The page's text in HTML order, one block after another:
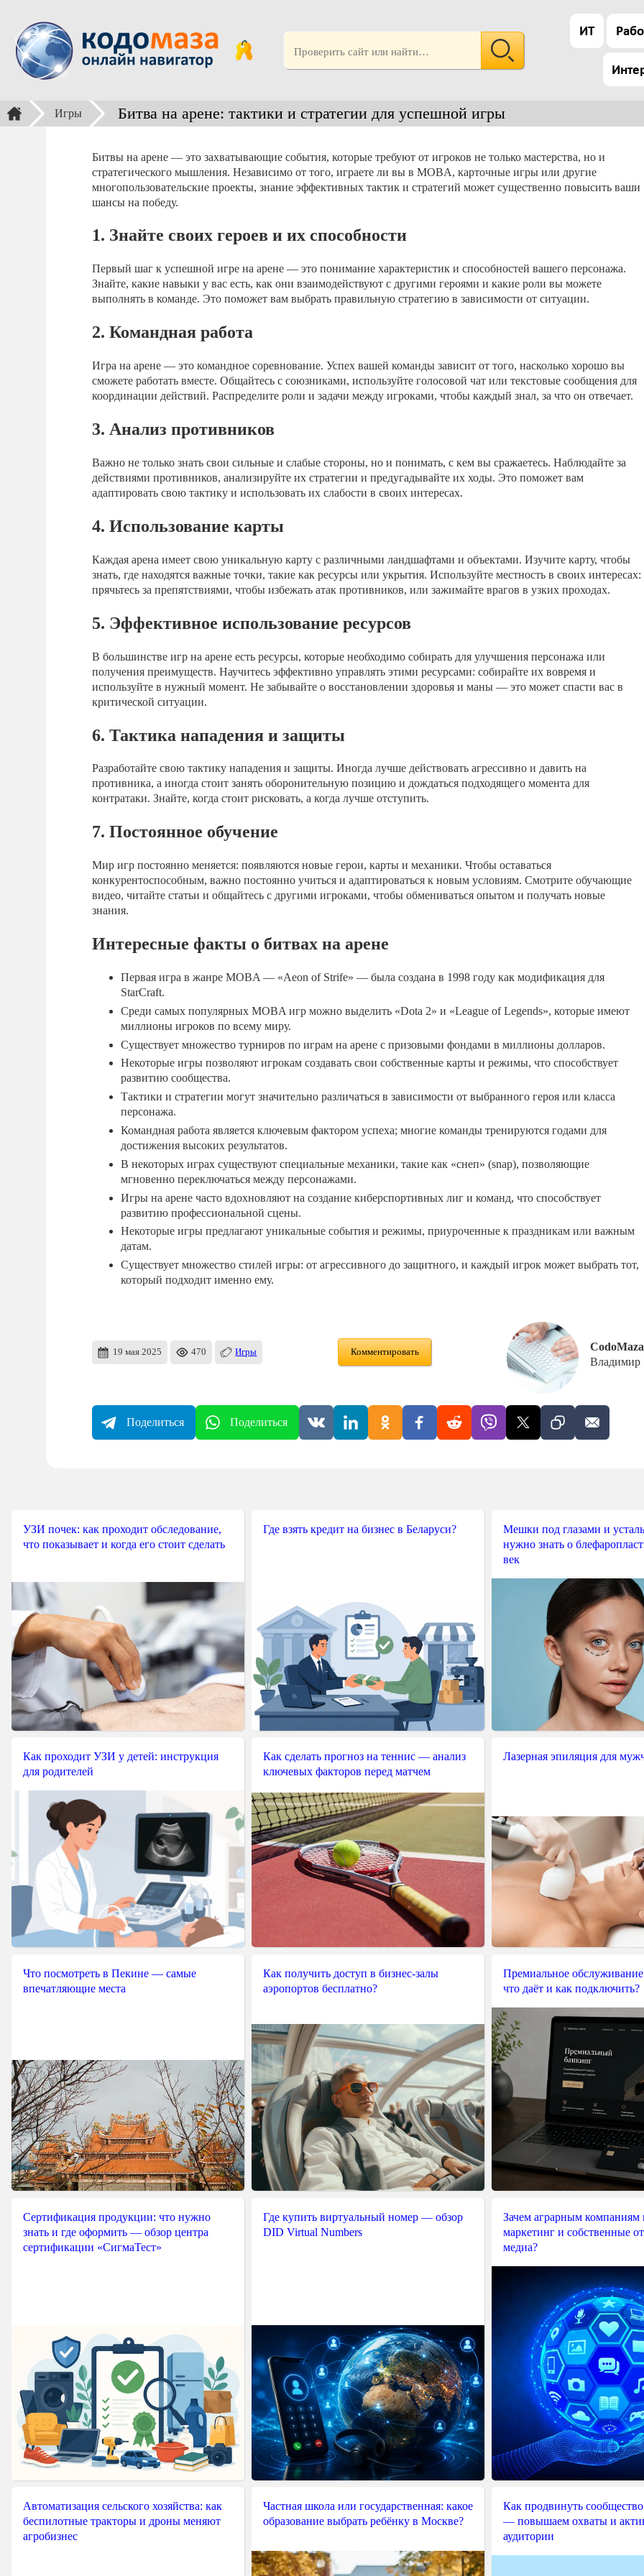
ИТ
Игры Битва на арене: тактики и стратегии для успешной игры
Битвы на арене — это захватывающие события, которые требуют от игроков не только мастерства, но и
стратегического мышления. Независимо от того, играете ли вы в MOBA, карточные игры или другие
многопользовательские проекты, знание эффективных тактик и стратегий может существенно повысить ваши
шансы на победу.
1. Знайте своих героев и их способности
Первый шаг к успешной игре на арене — это понимание характеристик и способностей вашего персонажа.
Знайте, какие навыки у вас есть, как они взаимодействуют с другими героями и какие роли вы можете
выполнять в команде. Это поможет вам выбрать правильную стратегию в зависимости от ситуации.
2. Командная работа
Игра на арене — это командное соревнование. Успех вашей команды зависит от того, насколько хорошо вы
сможете работать вместе. Общайтесь с союзниками, используйте голосовой чат или текстовые сообщения для
координации действий. Распределите роли и задачи между игроками, чтобы каждый знал, за что он отвечает.
3. Анализ противников
Важно не только знать свои сильные и слабые стороны, но и понимать, с кем вы сражаетесь. Наблюдайте за
действиями противников, анализируйте их стратегии и предугадывайте их ходы. Это поможет вам
адаптировать свою тактику и использовать их слабости в своих интересах.
4. Использование карты
Каждая арена имеет свою уникальную карту с различными ландшафтами и объектами. Изучите карту, чтобы
знать, где находятся важные точки, такие как ресурсы или укрытия. Используйте местность в своих интересах:
прячьтесь за препятствиями, чтобы избежать атак противников, или зажимайте врагов в узких проходах.
5. Эффективное использование ресурсов
В большинстве игр на арене есть ресурсы, которые необходимо собирать для улучшения персонажа или
получения преимуществ. Научитесь эффективно управлять этими ресурсами: собирайте их вовремя и
используйте в нужный момент. Не забывайте о восстановлении здоровья и маны — это может спасти вас в
критической ситуации.
6. Тактика нападения и защиты
Разработайте свою тактику нападения и защиты. Иногда лучше действовать агрессивно и давить на
противника, а иногда стоит занять оборонительную позицию и дождаться подходящего момента для
контратаки. Знайте, когда стоит рисковать, а когда лучше отступить.
7. Постоянное обучение
Мир игр постоянно меняется: появляются новые герои, карты и механики. Чтобы оставаться
конкурентоспособным, важно постоянно учиться и адаптироваться к новым условиям. Смотрите обучающие
видео, читайте статьи и общайтесь с другими игроками, чтобы обмениваться опытом и получать новые
знания.
Интересные факты о битвах на арене
Первая игра в жанре MOBA — «Aeon of Strife» — была создана в 1998 году как модификация для
StarCraft.
Среди самых популярных MOBA игр можно выделить «Dota 2» и «League of Legends», которые имеют
миллионы игроков по всему миру.
Существует множество турниров по играм на арене с призовыми фондами в миллионы долларов.
Некоторые игры позволяют игрокам создавать свои собственные карты и режимы, что способствует
развитию сообщества.
Тактики и стратегии могут значительно различаться в зависимости от выбранного героя или класса
персонажа.
Командная работа является ключевым фактором успеха; многие команды тренируются годами для
достижения высоких результатов.
В некоторых играх существуют специальные механики, такие как «снеп» (snap), позволяющие
мгновенно переключаться между персонажами.
Игры на арене часто вдохновляют на создание киберспортивных лиг и команд, что способствует
развитию профессиональной сцены.
Некоторые игры предлагают уникальные события и режимы, приуроченные к праздникам или важным
датам.
Существует множество стилей игры: от агрессивного до защитного, и каждый игрок может выбрать тот,
который подходит именно ему.
19 мая 2025 470 Игры Комментировать
CodoMaza
Владимир
Поделиться Поделиться
УЗИ почек: как проходит обследование,
что показывает и когда его стоит сделать
Где взять кредит на бизнес в Беларуси?
Мешки под глазами и
нужно знать о
век
Как проходит УЗИ у детей: инструкция
для родителей
Как сделать прогноз на теннис — анализ
ключевых факторов перед матчем
Лазерная эпиляция для
Что посмотреть в Пекине — самые
впечатляющие места
Как получить доступ в бизнес-залы
аэропортов бесплатно?
Премиальное
что даёт и как подключить?
Сертификация продукции: что нужно
знать и где оформить — обзор центра
сертификации «СигмаТест»
Где купить виртуальный номер — обзор
DID Virtual Numbers
Зачем аграрным компаниям
маркетинг и собственные
медиа?
Автоматизация сельского хозяйства: как
беспилотные тракторы и дроны меняют
агробизнес
Частная школа или государственная: какое
образование выбрать ребёнку в Москве?
Как продвинуть
— повышаем охваты и
аудитории